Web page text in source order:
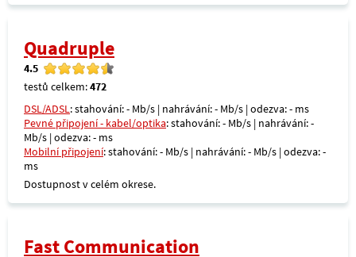
Quadruple
4.5
testů celkem:472
DSL/ADSL: stahování: - Mb/s | nahrávání: - Mb/s | odezva: - ms
Pevné připojení - kabel/optika: stahování: - Mb/s | nahrávání: -
Mb/s | odezva: - ms
Mobilní připojení: stahování: - Mb/s | nahrávání: - Mb/s | odezva: -
ms
Dostupnost v celém okrese.
Fast Communication